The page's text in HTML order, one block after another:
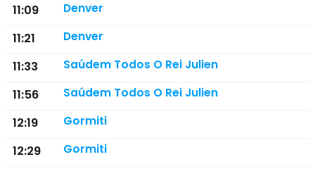
11:09 Denver
11:21 Denver
11:33 Saúdem Todos O Rei Julien
11:56 Saúdem Todos O Rei Julien
12:19 Gormiti
12:29 Gormiti